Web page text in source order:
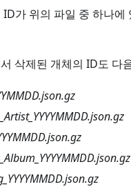
가 위의 파일 중 하나
삭제된 개체의 ID도 다